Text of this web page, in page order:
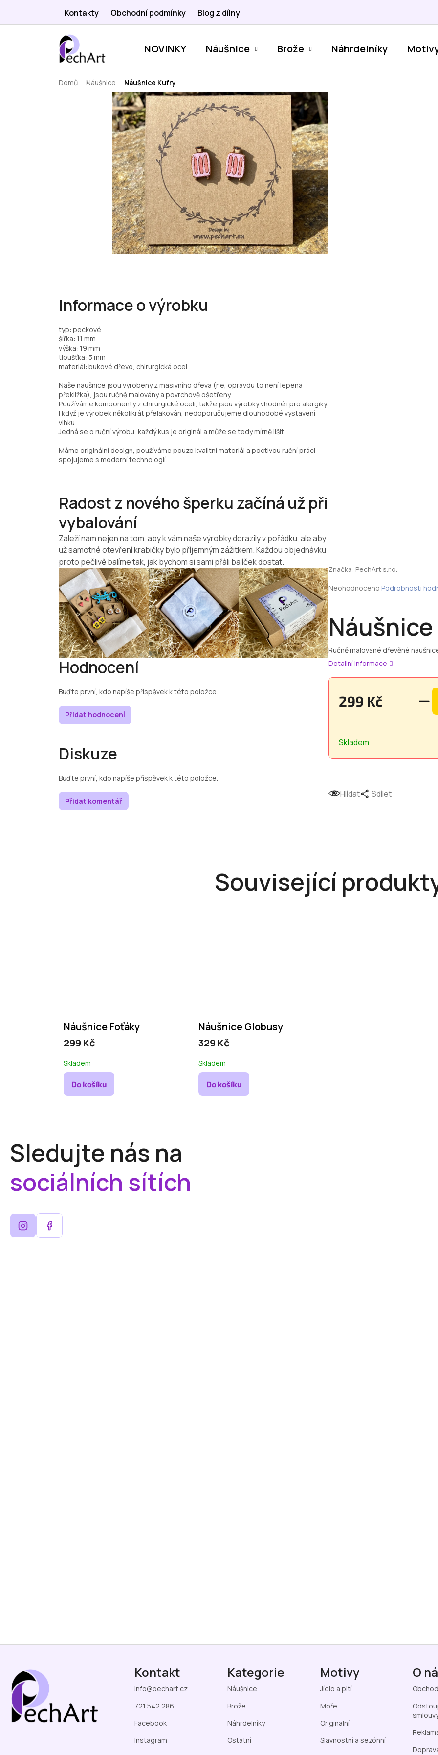
obsah
Kontakty Obchodní podmínky Blog z dílny
NOVINKY Náušnice Brože Náhrdelníky
Domů Náušnice Náušnice Kufry
Informace o výrobku
typ: peckové
šířka: 11 mm
výška: 19 mm
tloušťka: 3 mm
materiál: bukové dřevo, chirurgická ocel
Naše náušnice jsou vyrobeny z masivního dřeva (ne, opravdu to není lepená
překližka), jsou ručně malovány a povrchově ošetřeny.
Používáme komponenty z chirurgické oceli, takže jsou výrobky vhodné i pro alergiky.
I když je výrobek několikrát přelakován, nedoporučujeme dlouhodobé vystavení
vlhku.
Jedná se o ruční výrobu, každý kus je originál a může se tedy mírně lišit.
Máme originální design, používáme pouze kvalitní materiál a poctivou ruční práci
spojujeme s moderní technologií.
Hodnocení
Buďte první, kdo napíše příspěvek k této položce.
Přidat hodnocení
Diskuze
Buďte první, kdo napíše příspěvek k této položce.
Přidat komentář
Radost z nového šperku začíná už při
vybalování
Záleží nám nejen na tom, aby k vám naše výrobky dorazily v pořádku, ale aby
už samotné otevření krabičky bylo příjemným zážitkem. Každou objednávku
proto pečlivě balíme tak, jak bychom si sami přáli balíček dostat.
Značka: PechArt s.r.o.
Ručně malované dřevěné
Detailní informace
Hlídat Sdílet
299 Kč
Skladem
Průměrné
hodnocení
produktu
je
0,0
z
hvězdiček.
Neohodnoceno Podrobnosti
Související
Náušnice Foťáky
299 Kč
Skladem
Do košíku
Náušnice Globusy
329 Kč
Skladem
Do košíku
Sledujte nás na
sociálních sítích
Kontakt
info@pechart.cz
721 542 286
Facebook
Instagram
Kategorie
Náušnice
Brože
Náhrdelníky
Ostatní
Motivy
Jídlo a pití
Moře
Originální
Slavnostní a sezónní
O